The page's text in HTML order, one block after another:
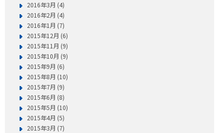
2016年3月 (4)
2016年2月 (4)
2016年1月 (7)
2015年12月 (6)
2015年11月 (9)
2015年10月 (9)
2015年9月 (6)
2015年8月 (10)
2015年7月 (9)
2015年6月 (8)
2015年5月 (10)
2015年4月 (5)
2015年3月 (7)